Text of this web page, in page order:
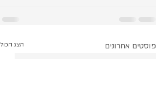
פוסטים אחרונים הצג הכול